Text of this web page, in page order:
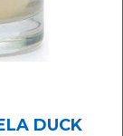
DUCK